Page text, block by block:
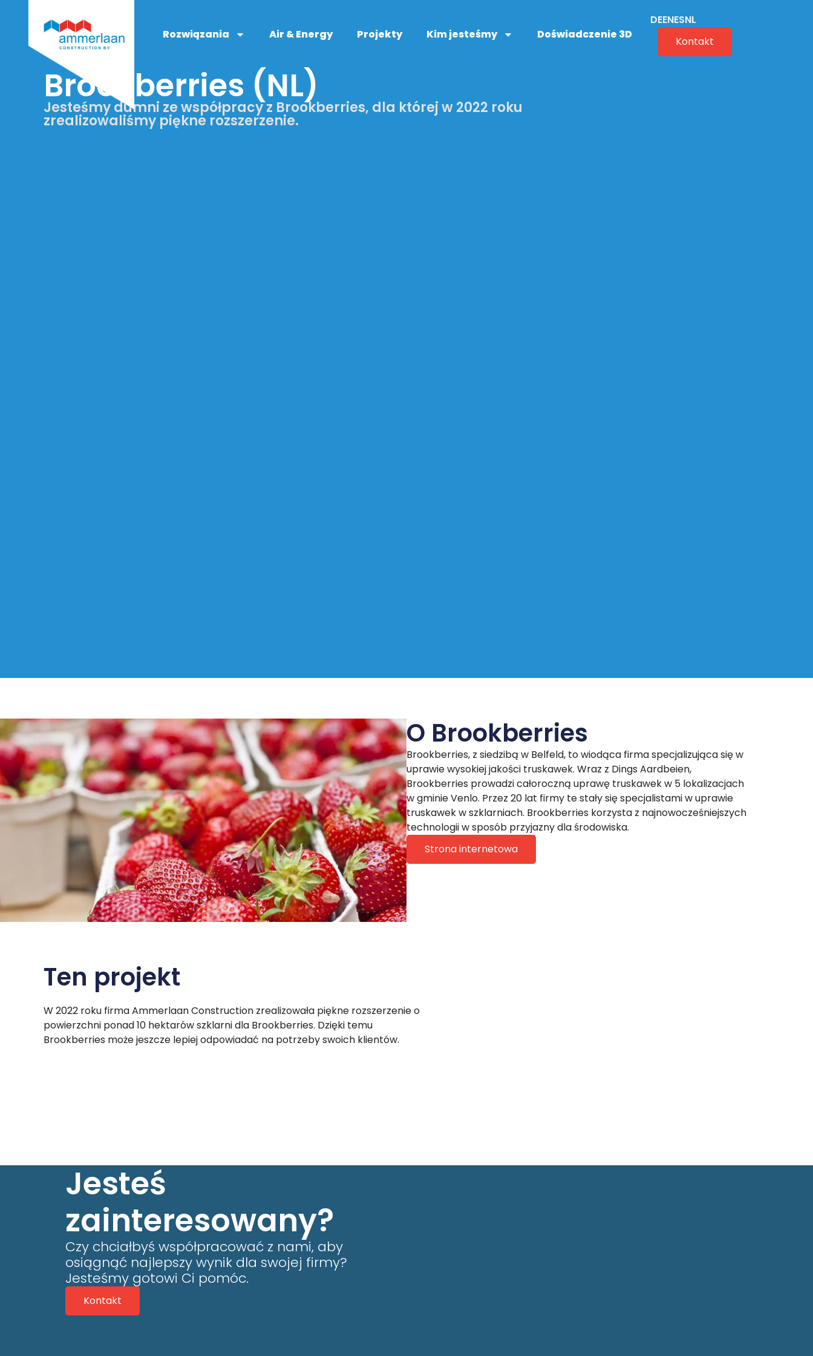
Rozwiązania Air & Energy Projekty Kim jesteśmy Doświadczenie 3D
DEENESNL
Kontakt
Brookberries (NL)
Jesteśmy dumni ze współpracy z Brookberries, dla której w 2022 roku
zrealizowaliśmy piękne rozszerzenie.
O Brookberries
Brookberries, z siedzibą w Belfeld, to wiodąca firma specjalizująca się w
uprawie wysokiej jakości truskawek. Wraz z Dings Aardbeien,
Brookberries prowadzi całoroczną uprawę truskawek w 5 lokalizacjach
w gminie Venlo. Przez 20 lat firmy te stały się specjalistami w uprawie
truskawek w szklarniach. Brookberries korzysta z najnowocześniejszych
technologii w sposób przyjazny dla środowiska.
Strona internetowa
Ten projekt
W 2022 roku firma Ammerlaan Construction zrealizowała piękne rozszerzenie o
powierzchni ponad 10 hektarów szklarni dla Brookberries. Dzięki temu
Brookberries może jeszcze lepiej odpowiadać na potrzeby swoich klientów.
Jesteś
zainteresowany?
Czy chciałbyś współpracować z nami, aby
osiągnąć najlepszy wynik dla swojej firmy?
Jesteśmy gotowi Ci pomóc.
Kontakt